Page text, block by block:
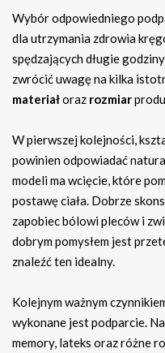
Wybór odpowiedniego
dla utrzymania zdrowia
spędzających długie
zwrócić uwagę na kilka
materiałoraz rozmiar
W pierwszej kolejności,
powinien odpowiadać
modeli ma wcięcie, które
postawę ciała. Dobrze
zapobiec bólowi pleców i
dobrym pomysłem jest
znaleźć ten idealny.
Kolejnym ważnym
wykonane jest podparcie.
memory, lateks oraz różne